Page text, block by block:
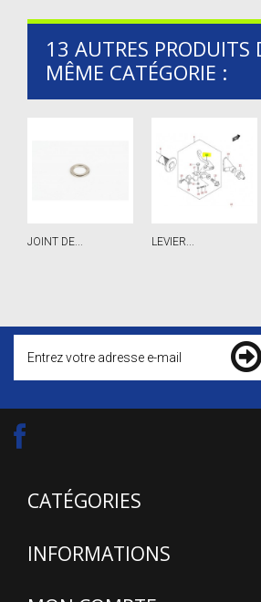
13 AUTRES PRODUITS
MÊME CATÉGORIE :
JOINT DE... LEVIER...
CATÉGORIES
INFORMATIONS